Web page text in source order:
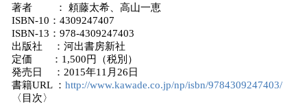
著者 ： 頼藤太希、高山一恵
ISBN-10：4309247407
ISBN-13：978-4309247403
出版社 ：河出書房新社
定価 ：1,500円（税別）
発売日 ：2015年11月26日
書籍URL ： http://www.kawade.co.jp/np/isbn/9784309247403/
〈目次〉